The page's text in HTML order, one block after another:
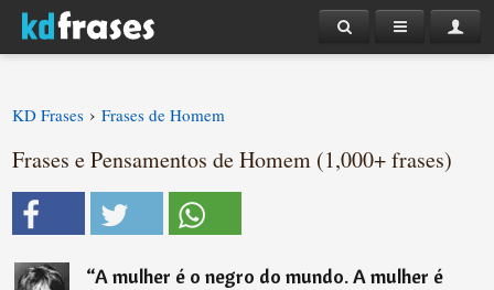
KD Frases › Frases de Homem
Frases e Pensamentos de Homem (1,000+ frases)
“A mulher é o negro do mundo. A mulher é